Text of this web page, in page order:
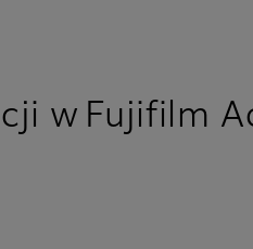
w Fujifilm